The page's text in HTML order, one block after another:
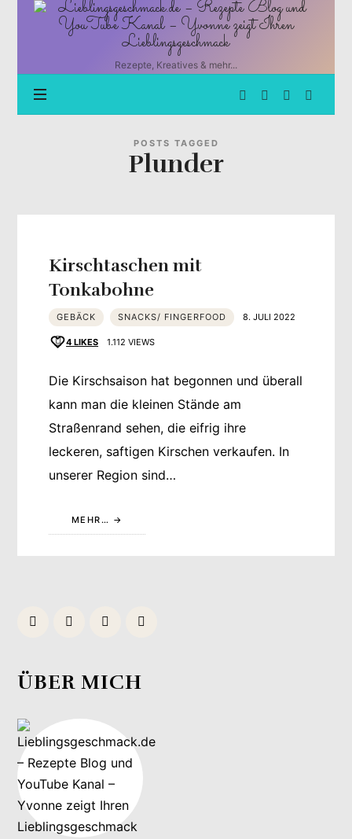
Lieblingsgeschmack.de
Rezepte
und
YouTube
Kanal
Rezepte, Kreatives & mehr...
POSTS TAGGED
Plunder
Kirschtaschen mit
Tonkabohne
GEBÄCK SNACKS/ FINGERFOOD 8. JULI 2022
4 LIKES 1.112 VIEWS
Die Kirschsaison hat begonnen und überall
kann man die kleinen Stände am
Straßenrand sehen, die eifrig ihre
leckeren, saftigen Kirschen verkaufen. In
unserer Region sind…
MEHR…
ÜBER MICH